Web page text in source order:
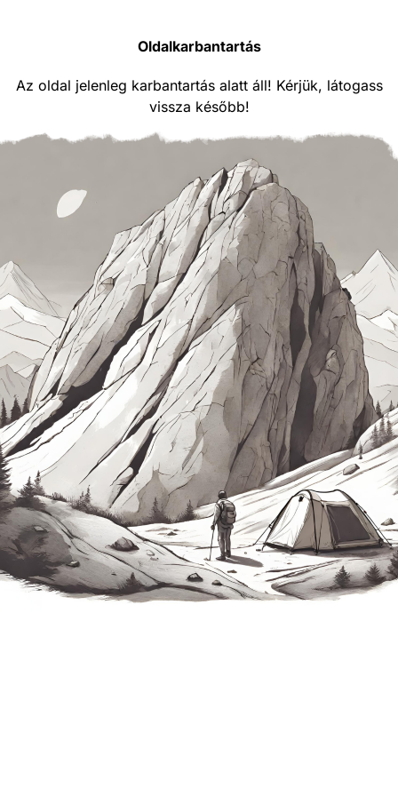
Oldalkarbantartás
Az oldal jelenleg karbantartás alatt áll! Kérjük, látogass
vissza később!